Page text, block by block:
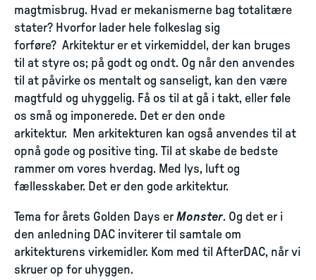
magtmisbrug. Hvad er mekanismerne bag totalitære
stater? Hvorfor lader hele folkeslag sig
forføre? Arkitektur er et virkemiddel, der kan bruges
til at styre os; på godt og ondt. Og når den anvendes
til at påvirke os mentalt og sanseligt, kan den være
magtfuld og uhyggelig. Få os til at gå i takt, eller føle
os små og imponerede. Det er den onde
arkitektur. Men arkitekturen kan også anvendes til at
opnå gode og positive ting. Til at skabe de bedste
rammer om vores hverdag. Med lys, luft og
fællesskaber. Det er den gode arkitektur.
Tema for årets Golden Days erMonster. Og det er i
den anledning DAC inviterer til samtale om
arkitekturens virkemidler. Kom med til AfterDAC, når vi
skruer op for uhyggen.